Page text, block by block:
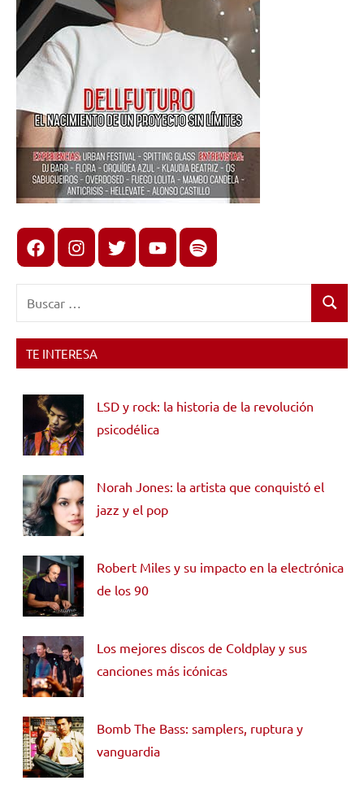
FacebookInstagram
X youtubespotify
Buscar
TE INTERESA
LSD y rock: la historia de la revolución
psicodélica
Norah Jones: la artista que conquistó el
jazz y el pop
Robert Miles y su impacto en la electrónica
de los 90
Los mejores discos de Coldplay y sus
canciones más icónicas
Bomb The Bass: samplers, ruptura y
vanguardia